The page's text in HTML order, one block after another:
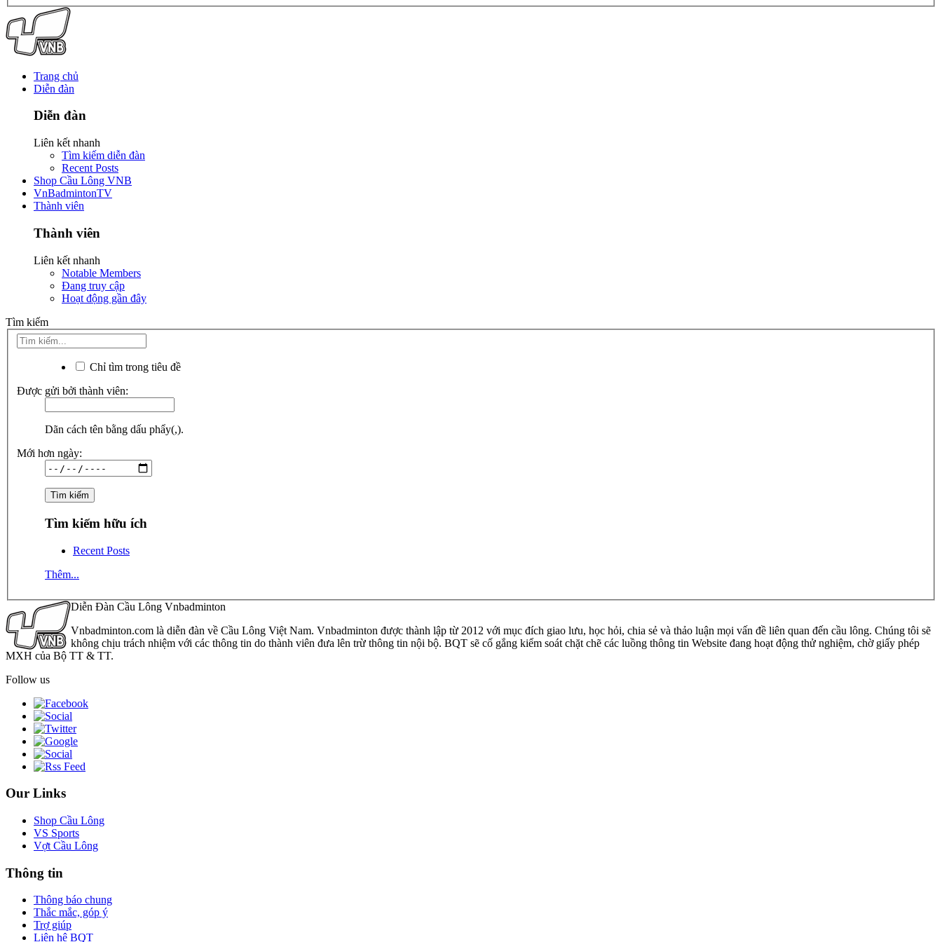
Trang chủ
Diễn đàn
Diễn đàn
Liên kết nhanh
Tìm kiếm diễn đàn
Recent Posts
Shop Cầu Lông VNB
VnBadmintonTV
Thành viên
Thành viên
Liên kết nhanh
Notable Members
Đang truy cập
Hoạt động gần đây
Tìm kiếm
Chỉ tìm trong tiêu đề
Được gửi bởi thành viên:
Dãn cách tên bằng dấu phẩy(,).
Mới hơn ngày:
Tìm kiếm hữu ích
Recent Posts
Thêm...
Diễn Đàn Cầu Lông Vnbadminton
Vnbadminton.com là diễn đàn về Cầu Lông Việt Nam. Vnbadminton được thành lập từ 2012 với mục đích giao lưu, học hỏi, chia sẻ và thảo luận mọi vấn đề liên quan đến cầu lông. Chúng tôi sẽ
không chịu trách nhiệm với các thông tin do thành viên đưa lên trừ thông tin nội bộ. BQT sẽ cố gắng kiểm soát chặt chẽ các luồng thông tin Website đang hoạt động thử nghiệm, chờ giấy phép
MXH của Bộ TT & TT.
Follow us
Our Links
Shop Cầu Lông
VS Sports
Vợt Cầu Lông
Thông tin
Thông báo chung
Thắc mắc, góp ý
Trợ giúp
Liên hệ BQT